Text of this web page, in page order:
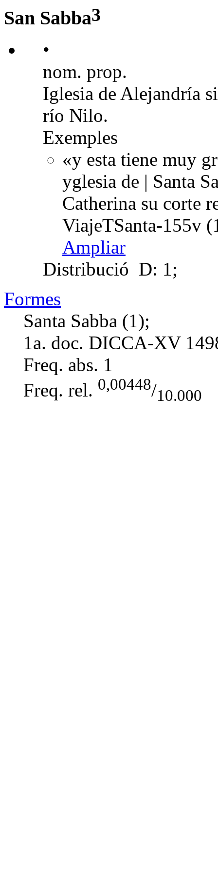
San Sabba3
•
nom. prop.
Iglesia de Alejandría
río Nilo.
Exemples
«y esta tiene muy
yglesia de | Santa
Catherina su corte
ViajeTSanta-155v
Ampliar
Distribució D: 1;
Formes
Santa Sabba (1);
1a. doc. DICCA-XV
Freq. abs. 1
Freq. rel. 0,00448/10.000